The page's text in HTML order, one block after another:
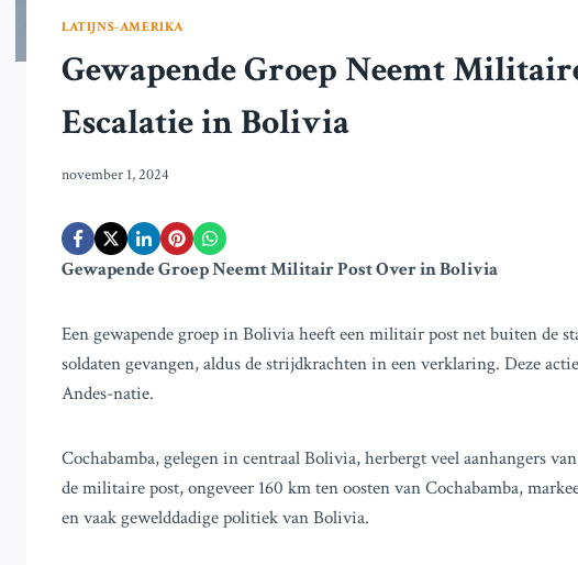
LATIJNS-AMERIKA
Gewapende Groep Neemt
Escalatie in Bolivia
november 1, 2024
Gewapende Groep Neemt Militair Post Over in Bolivia
Een gewapende groep in Bolivia heeft een militair post net buiten de
soldaten gevangen, aldus de strijdkrachten in een verklaring. Deze
Andes-natie.
Cochabamba, gelegen in centraal Bolivia, herbergt veel aanhangers
de militaire post, ongeveer 160 km ten oosten van Cochabamba,
en vaak gewelddadige politiek van Bolivia.